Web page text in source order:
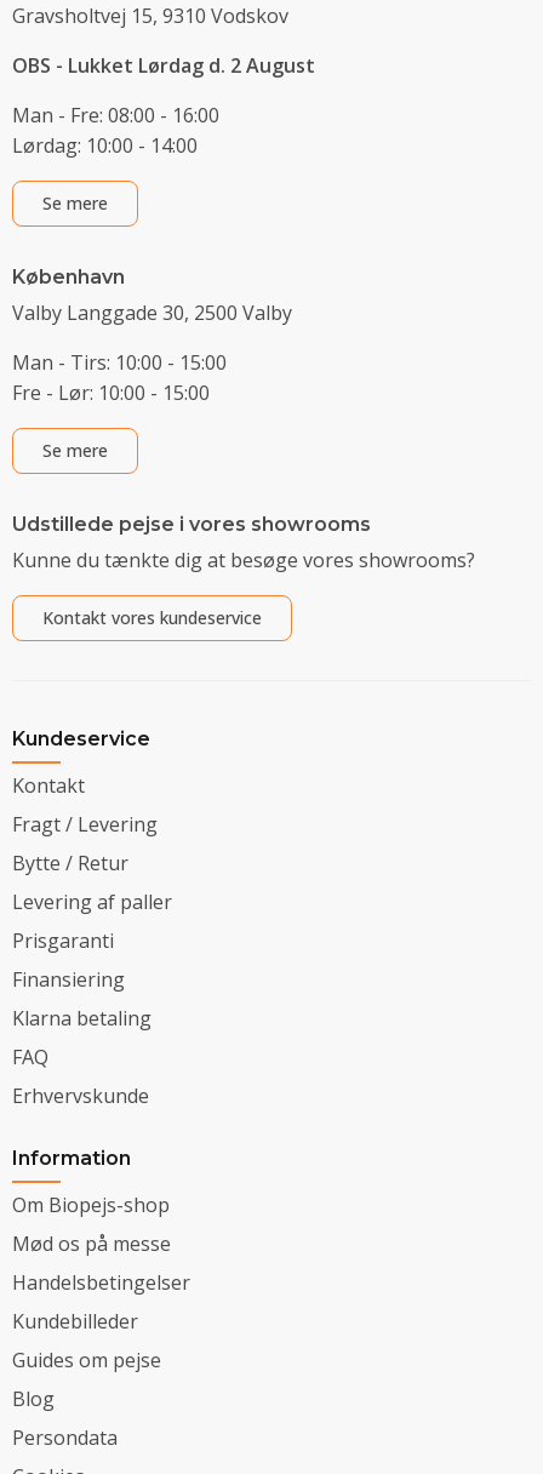
Gravsholtvej 15, 9310 Vodskov
OBS - Lukket Lørdag d. 2 August
Man - Fre: 08:00 - 16:00
Lørdag: 10:00 - 14:00
Se mere
København
Valby Langgade 30, 2500 Valby
Man - Tirs: 10:00 - 15:00
Fre - Lør: 10:00 - 15:00
Se mere
Udstillede pejse i vores showrooms
Kunne du tænkte dig at besøge vores showrooms?
Kontakt vores kundeservice
Kundeservice
Kontakt
Fragt / Levering
Bytte / Retur
Levering af paller
Prisgaranti
Finansiering
Klarna betaling
FAQ
Erhvervskunde
Information
Om Biopejs-shop
Mød os på messe
Handelsbetingelser
Kundebilleder
Guides om pejse
Blog
Persondata